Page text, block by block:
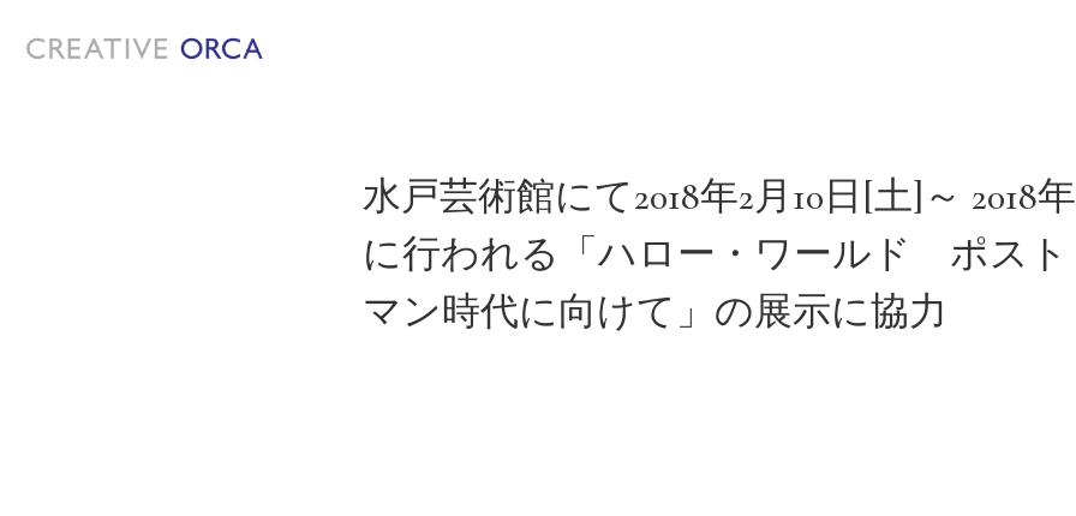
水戸芸術館にて2018年2月10日[土]～ 2018
に行われる「ハロー・ワールド ポスト
マン時代に向けて」の展示に協力